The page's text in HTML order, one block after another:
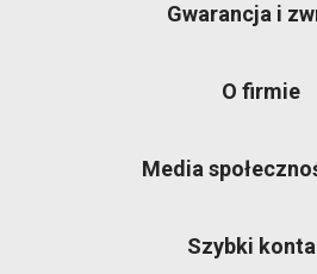
Gwarancja i
O firmie
Media
Szybki